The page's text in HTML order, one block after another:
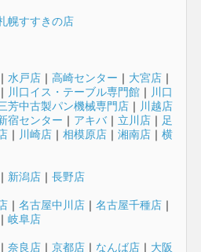
幌すすきの店
水戸店｜ 高崎センター ｜ 大宮店｜
川口イス・テーブル専門館｜ 川口
芳中古製パン機械専門店｜ 川越店
宿センター ｜ アキバ｜ 立川店｜ 足
｜ 川崎店｜ 相模原店｜ 湘南店｜ 横
新潟店｜ 長野店
｜ 名古屋中川店｜ 名古屋千種店｜
岐阜店
奈良店｜ 京都店｜ なんば店｜ 大阪